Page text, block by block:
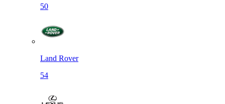
50
Land Rover
54